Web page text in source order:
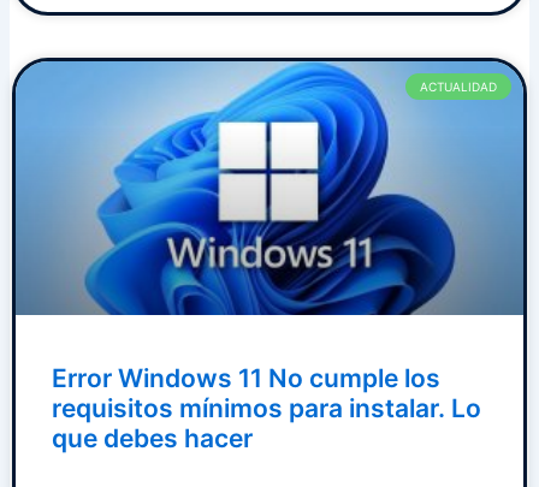
ACTUALIDAD
Error Windows 11 No cumple los
requisitos mínimos para instalar. Lo
que debes hacer